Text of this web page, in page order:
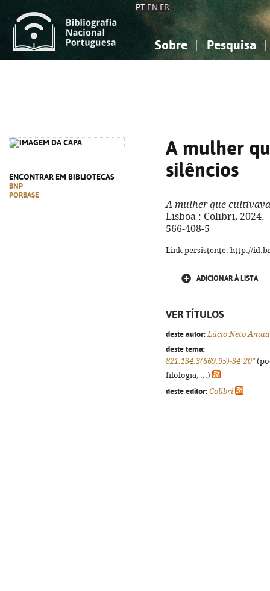
PT EN FR
Sobre Pesquisa
ENCONTRAR EM BIBLIOTECAS
BNP
PORBASE
A mulher
silêncios
A mulher que
Lisboa : Colibri, 2024.
566-408-5
Link persistente: http://
ADICIONAR À LISTA
VER TÍTULOS
deste autor: Lúcio Neto
deste tema:
821.134.3(669.95)-34"20"
filologia, ...)
deste editor: Colibri